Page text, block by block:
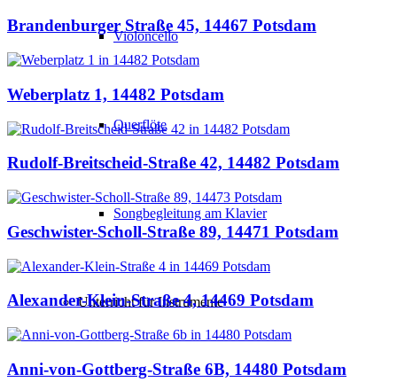
Violoncello
Querflöte
Songbegleitung am Klavier
Unterricht für Instrumente
Brandenburger Straße 45, 14467 Potsdam
Weberplatz 1, 14482 Potsdam
Rudolf-Breitscheid-Straße 42, 14482 Potsdam
Geschwister-Scholl-Straße 89, 14471 Potsdam
Alexander-Klein-Straße 4, 14469 Potsdam
Anni-von-Gottberg-Straße 6B, 14480 Potsdam